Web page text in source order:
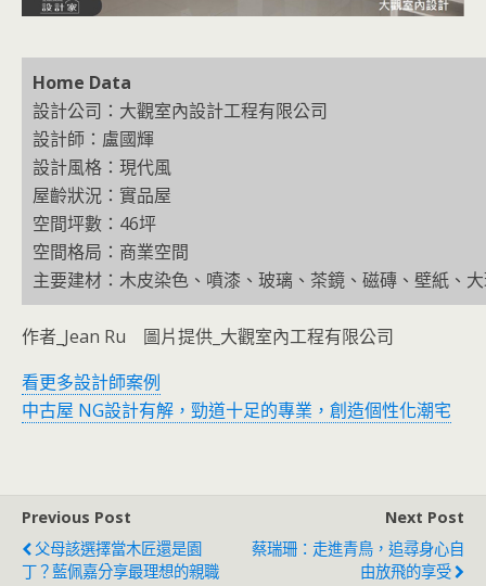
Home Data
設計公司：大觀室內設計工程有限公司
設計師：盧國輝
設計風格：現代風
屋齡狀況：實品屋
空間坪數：46坪
空間格局：商業空間
主要建材：木皮染色、噴漆、玻璃、茶鏡、磁磚、壁紙、
作者_Jean Ru 圖片提供_大觀室內工程有限公司
看更多設計師案例
中古屋 NG設計有解，勁道十足的專業，創造個性化潮宅
Previous Post
父母該選擇當木匠還是園
丁？藍佩嘉分享最理想的親職
Next Post
蔡瑞珊：走進青鳥，追尋身心自
由放飛的享受